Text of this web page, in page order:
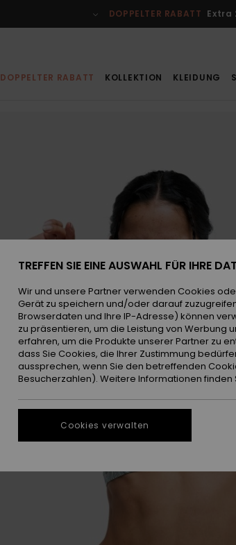
DOPPELTER RABATT Extra
DOPPELTER RABATT KOLLEKTION KLEIDUNG
TREFFEN SIE EINE AUSWAHL FÜR IHRE
Wir und unsere Partner verwenden Cookies
Gerät zu speichern und/oder darauf
Browserdaten und Ihre IP-Adresse) können
zu präsentieren, um die Leistung von Werbung
erfahren, um die Produkte unserer Partner zu
dass Sie Cookies, die Ihrer Zustimmung
aussprechen, wenn Sie den betreffenden
Besucherzahlen). Weitere Informationen finden
Cookies verwalten